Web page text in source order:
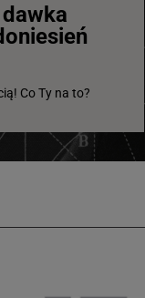
Co Ty na to?